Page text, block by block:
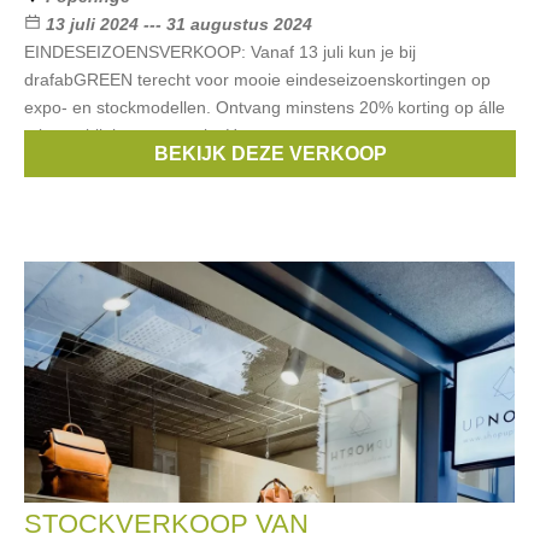
13 juli 2024 --- 31 augustus 2024
EINDESEIZOENSVERKOOP: Vanaf 13 juli kun je bij
drafabGREEN terecht voor mooie eindeseizoenskortingen op
expo- en stockmodellen. Ontvang minstens 20% korting op álle
tuinmeubilair en parasols. Het
fatboy,muuto ,joli,Royal Botania
BEKIJK DEZE VERKOOP
STOCKVERKOOP VAN